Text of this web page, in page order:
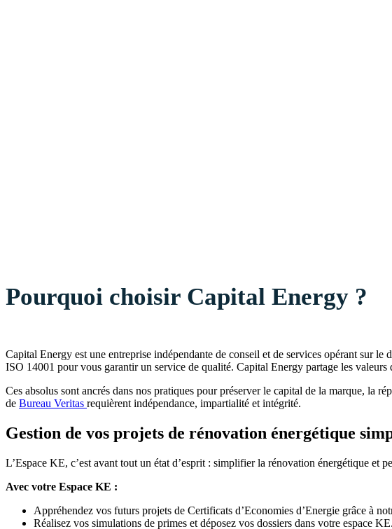
Pourquoi choisir Capital Energy ?
Capital Energy est une entreprise indépendante de conseil et de services opérant sur
ISO 14001 pour vous garantir un service de qualité. Capital Energy partage les valeurs
Ces absolus sont ancrés dans nos pratiques pour préserver le capital de la marque, la
de Bureau Veritas requièrent indépendance, impartialité et intégrité.
Gestion de vos projets de rénovation énergétique
L’Espace KE, c’est avant tout un état d’esprit : simplifier la rénovation énergétique et
Avec votre Espace KE :
Appréhendez vos futurs projets de Certificats d’Economies d’Energie grâce à
Réalisez vos simulations de primes et déposez vos dossiers dans votre espace KE.